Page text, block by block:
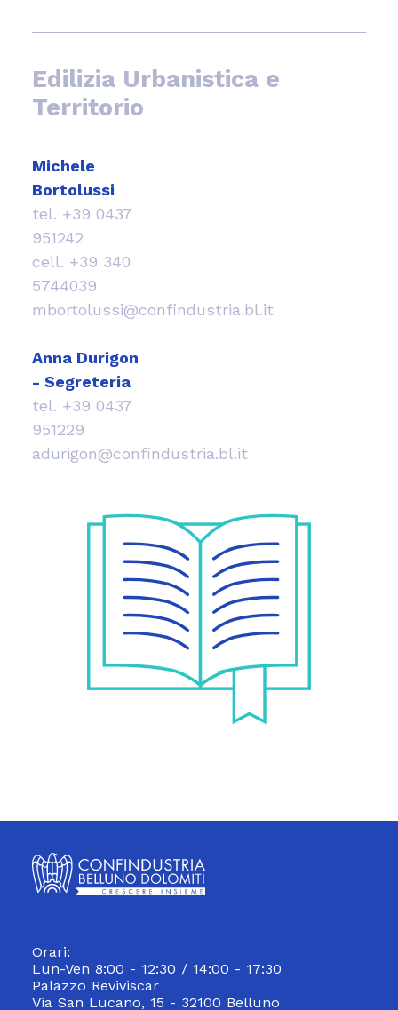
Edilizia Urbanistica e
Territorio
Michele
Bortolussi
tel. +39 0437
951242
cell. +39 340
5744039
mbortolussi@confindustria.bl.it
Anna Durigon
- Segreteria
tel. +39 0437
951229
adurigon@confindustria.bl.it
Orari:
Lun-Ven 8:00 - 12:30 / 14:00 - 17:30
Palazzo Reviviscar
Via San Lucano, 15 - 32100 Belluno